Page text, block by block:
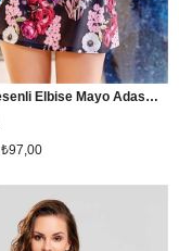
Dijital Desenli Elbise Mayo Adasea 1203091 Koyu Lacivert
₺97,00